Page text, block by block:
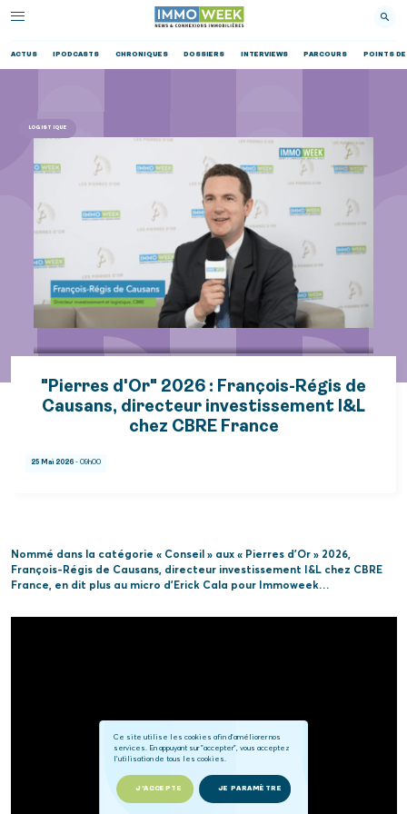
ACTUS IPODCASTS CHRONIQUES DOSSIERS INTERVIEWS PARCOURS POINTS DE
Ce site utilise les cookies afin d'améliorer nos
services. En appuyant sur "accepter", vous acceptez
l'utilisation de tous les cookies.
J'ACCEPTE JE PARAMÈTRE
LOGISTIQUE
"Pierres d'Or" 2026 : François-Régis de
Causans, directeur investissement I&L
chez CBRE France
25 Mai 2026 - 09h00
Nommé dans la catégorie « Conseil » aux « Pierres d’Or » 2026,
François-Régis de Causans, directeur investissement I&L chez CBRE
France, en dit plus au micro d’Erick Cala pour Immoweek…